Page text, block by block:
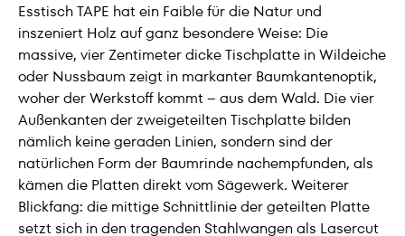
Esstisch TAPE hat ein Faible für die Natur und
inszeniert Holz auf ganz besondere Weise: Die
massive, vier Zentimeter dicke Tischplatte in Wildeiche
oder Nussbaum zeigt in markanter Baumkantenoptik,
woher der Werkstoff kommt – aus dem Wald. Die vier
Außenkanten der zweigeteilten Tischplatte bilden
nämlich keine geraden Linien, sondern sind der
natürlichen Form der Baumrinde nachempfunden, als
kämen die Platten direkt vom Sägewerk. Weiterer
Blickfang: die mittige Schnittlinie der geteilten Platte
setzt sich in den tragenden Stahlwangen als Lasercut